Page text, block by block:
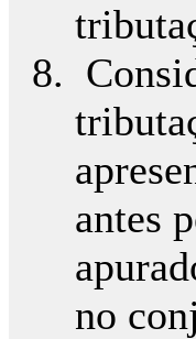
antes
no